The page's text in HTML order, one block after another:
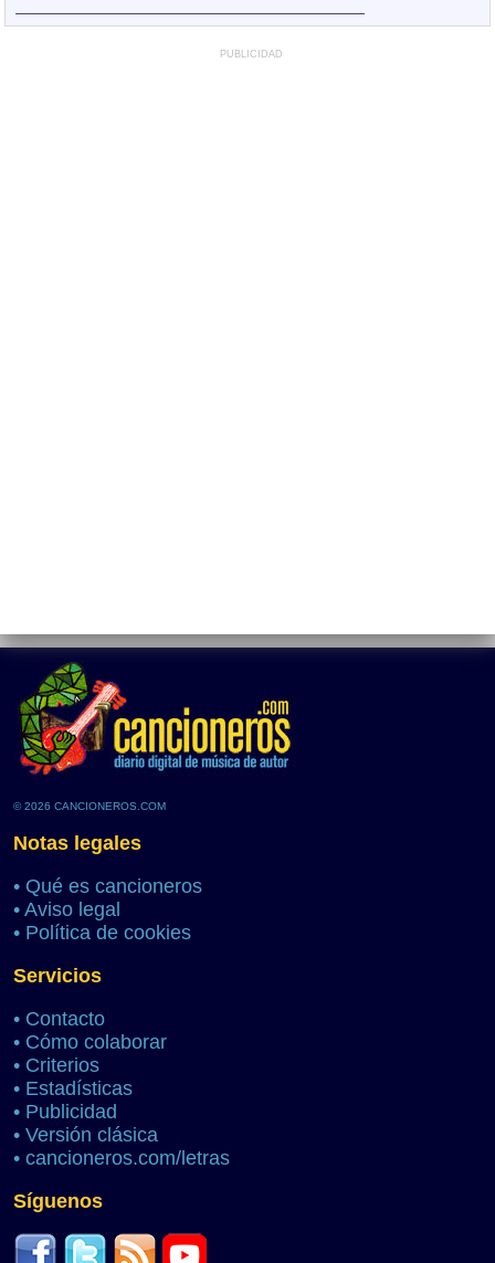
PUBLICIDAD
© 2026 CANCIONEROS.COM
Notas legales
• Qué es cancioneros
• Aviso legal
• Política de cookies
Servicios
• Contacto
• Cómo colaborar
• Criterios
• Estadísticas
• Publicidad
• Versión clásica
• cancioneros.com/letras
Síguenos